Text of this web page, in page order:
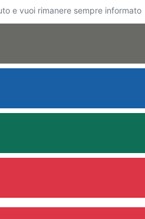
e vuoi rimanere sempre informato